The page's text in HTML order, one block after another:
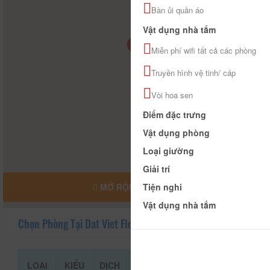
MỞ RỘNG BẢN ĐỒ
Chọn Phòng Tại Dat Viet Flower
LOẠI
KIỂU
DỊCH
Bàn ủi quần áo
Vật dụng nhà tắm
Miễn phí wifi tất cả các phòng
Truyền hình vệ tinh/ cáp
Vòi hoa sen
Điểm đặc trưng
Vật dụng phòng
Loại giường
Giải trí
Tiện nghi
Vật dụng nhà tắm